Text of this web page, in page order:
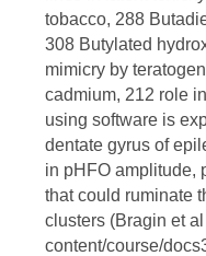
tobacco, 288
308 Butylated
mimicry by
cadmium, 212 role
using software is
dentate gyrus of
in pHFO amplitude,
that could ruminate
clusters (Bragin et
content/course/